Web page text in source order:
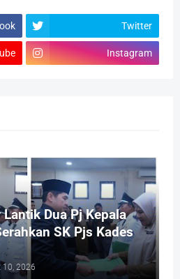
Twitter
Instagram
Dua Pj Kepala
SK Pjs Kades
10, 2026